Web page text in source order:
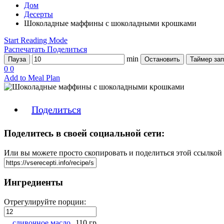
Дом
Десерты
Шоколадные маффины с шоколадными крошками
Start Reading Mode
Распечатать Поделиться
Пауза min Остановить Таймер
0 0
Add to Meal Plan
Поделиться
Поделитесь в своей социальной сети:
Или вы можете просто скопировать и поделиться этой ссылкой
Ингредиенты
Отрегулируйте порции: